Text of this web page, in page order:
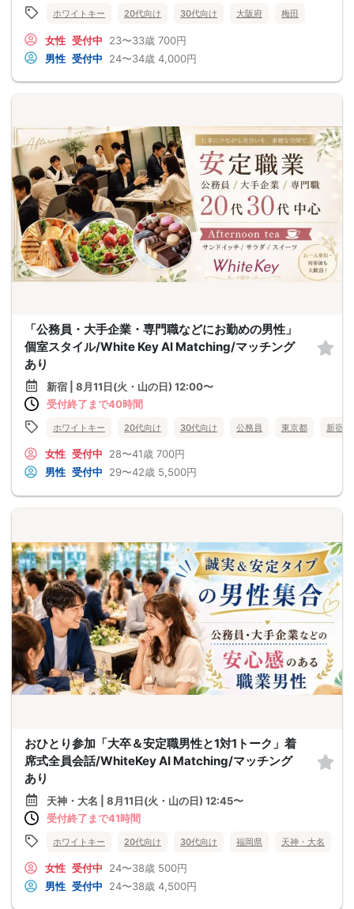
ホワイトキー 20代向け 30代向け 大阪府 梅田
女性 受付中 23〜33歳 700円
男性 受付中 24〜34歳 4,000円
「公務員・大手企業・専門職などにお勤めの男性」
個室スタイル/White Key AI Matching/マッチング
あり
新宿 | 8月11日(火・山の日) 12:00〜
受付終了まで40時間
ホワイトキー 20代向け 30代向け 公務員 東京都 新宿
女性 受付中 28〜41歳 700円
男性 受付中 29〜42歳 5,500円
おひとり参加「大卒＆安定職男性と1対1トーク」着
席式全員会話/WhiteKey AI Matching/マッチング
あり
天神・大名 | 8月11日(火・山の日) 12:45〜
受付終了まで41時間
ホワイトキー 20代向け 30代向け 福岡県 天神・大名
女性 受付中 24〜38歳 500円
男性 受付中 24〜38歳 4,500円